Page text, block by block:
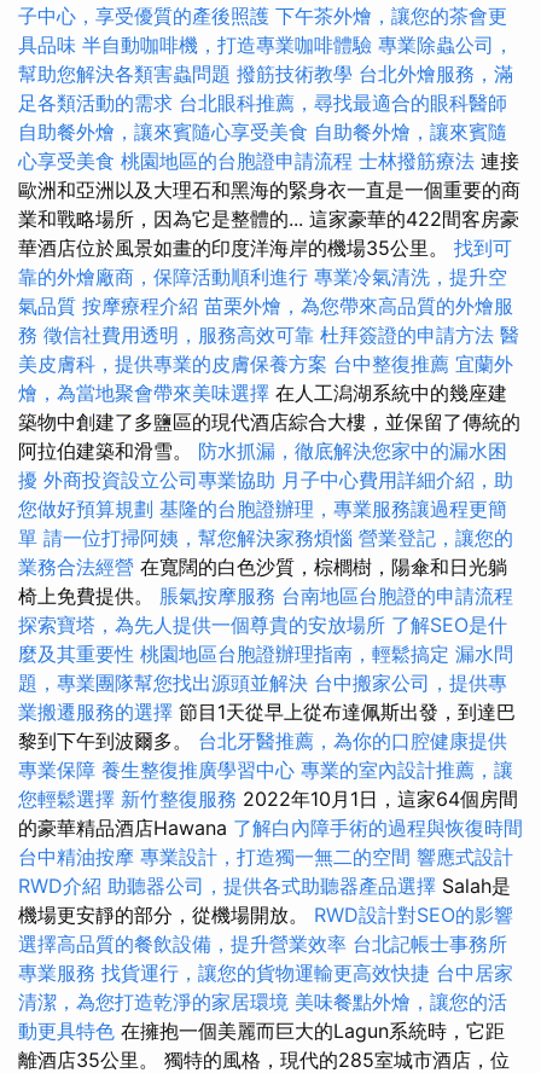
子中心，享受優質的產後照護 下午茶外燴，讓您的茶會更
具品味 半自動咖啡機，打造專業咖啡體驗 專業除蟲公司，
幫助您解決各類害蟲問題 撥筋技術教學 台北外燴服務，滿
足各類活動的需求 台北眼科推薦，尋找最適合的眼科醫師
自助餐外燴，讓來賓隨心享受美食 自助餐外燴，讓來賓隨
心享受美食 桃園地區的台胞證申請流程 士林撥筋療法 連接
歐洲和亞洲以及大理石和黑海的緊身衣一直是一個重要的商
業和戰略場所，因為它是整體的... 這家豪華的422間客房豪
華酒店位於風景如畫的印度洋海岸的機場35公里。 找到可
靠的外燴廠商，保障活動順利進行 專業冷氣清洗，提升空
氣品質 按摩療程介紹 苗栗外燴，為您帶來高品質的外燴服
務 徵信社費用透明，服務高效可靠 杜拜簽證的申請方法 醫
美皮膚科，提供專業的皮膚保養方案 台中整復推薦 宜蘭外
燴，為當地聚會帶來美味選擇 在人工潟湖系統中的幾座建
築物中創建了多鹽區的現代酒店綜合大樓，並保留了傳統的
阿拉伯建築和滑雪。 防水抓漏，徹底解決您家中的漏水困
擾 外商投資設立公司專業協助 月子中心費用詳細介紹，助
您做好預算規劃 基隆的台胞證辦理，專業服務讓過程更簡
單 請一位打掃阿姨，幫您解決家務煩惱 營業登記，讓您的
業務合法經營 在寬闊的白色沙質，棕櫚樹，陽傘和日光躺
椅上免費提供。 脹氣按摩服務 台南地區台胞證的申請流程
探索寶塔，為先人提供一個尊貴的安放場所 了解SEO是什
麼及其重要性 桃園地區台胞證辦理指南，輕鬆搞定 漏水問
題，專業團隊幫您找出源頭並解決 台中搬家公司，提供專
業搬遷服務的選擇 節目1天從早上從布達佩斯出發，到達巴
黎到下午到波爾多。 台北牙醫推薦，為你的口腔健康提供
專業保障 養生整復推廣學習中心 專業的室內設計推薦，讓
您輕鬆選擇 新竹整復服務 2022年10月1日，這家64個房間
的豪華精品酒店Hawana 了解白內障手術的過程與恢復時間
台中精油按摩 專業設計，打造獨一無二的空間 響應式設計
RWD介紹 助聽器公司，提供各式助聽器產品選擇 Salah是
機場更安靜的部分，從機場開放。 RWD設計對SEO的影響
選擇高品質的餐飲設備，提升營業效率 台北記帳士事務所
專業服務 找貨運行，讓您的貨物運輸更高效快捷 台中居家
清潔，為您打造乾淨的家居環境 美味餐點外燴，讓您的活
動更具特色 在擁抱一個美麗而巨大的Lagun系統時，它距
離酒店35公里。 獨特的風格，現代的285室城市酒店，位